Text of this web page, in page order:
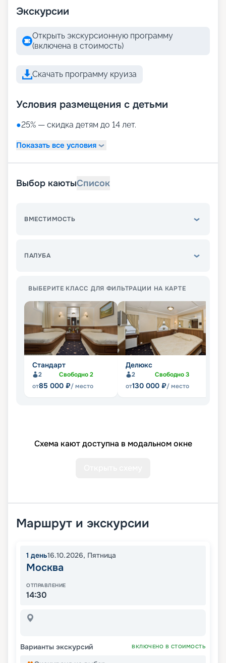
Экскурсии
Открыть экскурсионную программу
(включена в стоимость)
Скачать программу круиза
Условия размещения с детьми
●25% — скидка детям до 14 лет.
Показать все условия
Выбор каютыСписок
ВМЕСТИМОСТЬ
ПАЛУБА
ВЫБЕРИТЕ КЛАСС ДЛЯ ФИЛЬТРАЦИИ НА КАРТЕ
Стандарт
2 Свободно2
от85 000 ₽/ место
Делюкс
2 Свободно3
от130 000 ₽/ место
Схема кают доступна в модальном окне
Маршрут и экскурсии
1 день16.10.2026, Пятница
Москва
ОТПРАВЛЕНИЕ
14:30
Варианты экскурсий ВКЛЮЧЕНО В СТОИМОСТЬ